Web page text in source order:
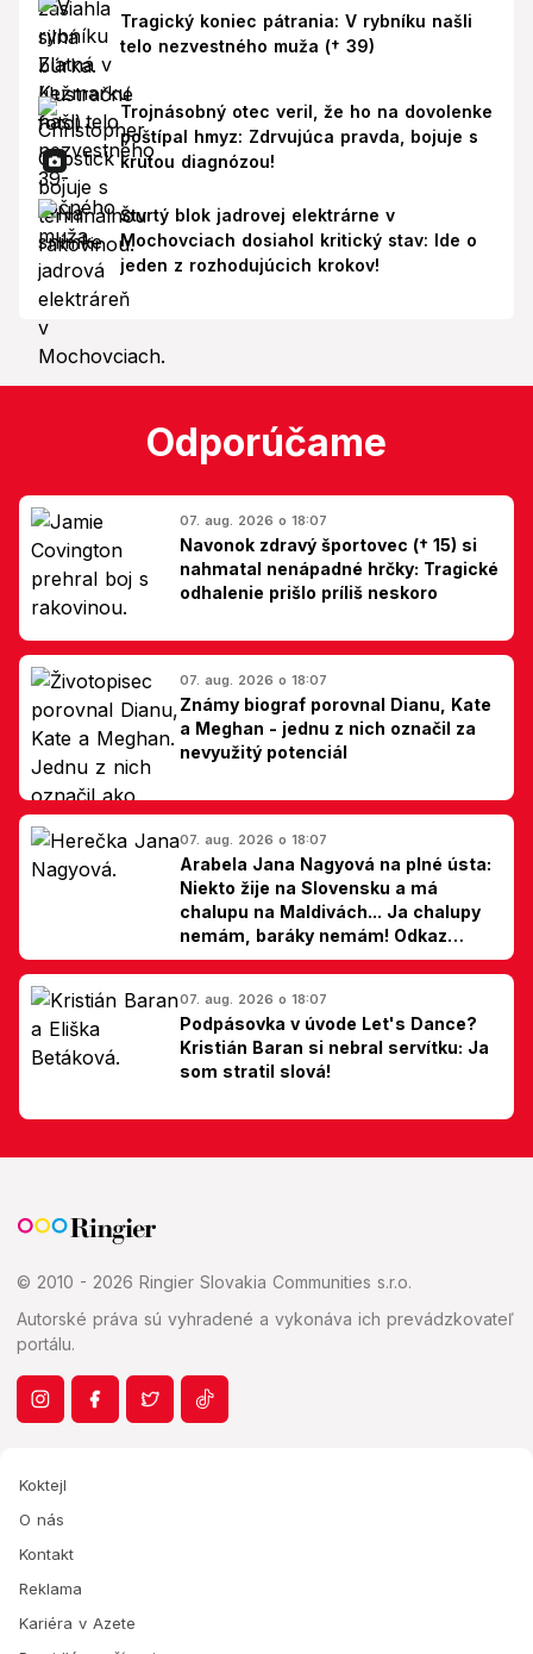
Tragický koniec pátrania: V rybníku našli
telo nezvestného muža († 39)
Trojnásobný otec veril, že ho na dovolenke
poštípal hmyz: Zdrvujúca pravda, bojuje s
krutou diagnózou!
Štvrtý blok jadrovej elektrárne v
Mochovciach dosiahol kritický stav: Ide o
jeden z rozhodujúcich krokov!
Odporúčame
07. aug. 2026 o 18:07
Navonok zdravý športovec († 15) si
nahmatal nenápadné hrčky: Tragické
odhalenie prišlo príliš neskoro
07. aug. 2026 o 18:07
Známy biograf porovnal Dianu, Kate
a Meghan - jednu z nich označil za
nevyužitý potenciál
07. aug. 2026 o 18:07
Arabela Jana Nagyová na plné ústa:
Niekto žije na Slovensku a má
chalupu na Maldivách... Ja chalupy
nemám, baráky nemám! Odkaz
Slovákom
07. aug. 2026 o 18:07
Podpásovka v úvode Let's Dance?
Kristián Baran si nebral servítku: Ja
som stratil slová!
© 2010 - 2026 Ringier Slovakia Communities s.r.o.
Autorské práva sú vyhradené a vykonáva ich prevádzkovateľ
portálu.
Koktejl
O nás
Kontakt
Reklama
Kariéra v Azete